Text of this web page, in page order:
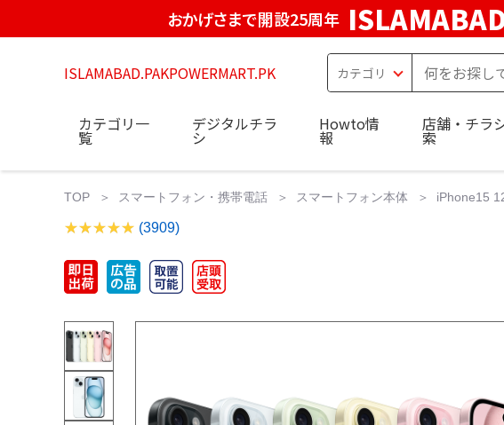
おかげさまで開設25周年
ISLAMABAD.PAKPOWERMART.PK
カテゴリ一
覧
デジタルチラ
シ
Howto情
報
店舗・チラ
索
TOP スマートフォン・携帯電話 スマートフォン本体 iPhone15
(3909)